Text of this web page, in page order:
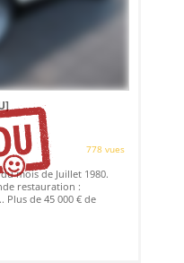
778 vues
mois de Juillet 1980.
restauration :
de 45 000 € de